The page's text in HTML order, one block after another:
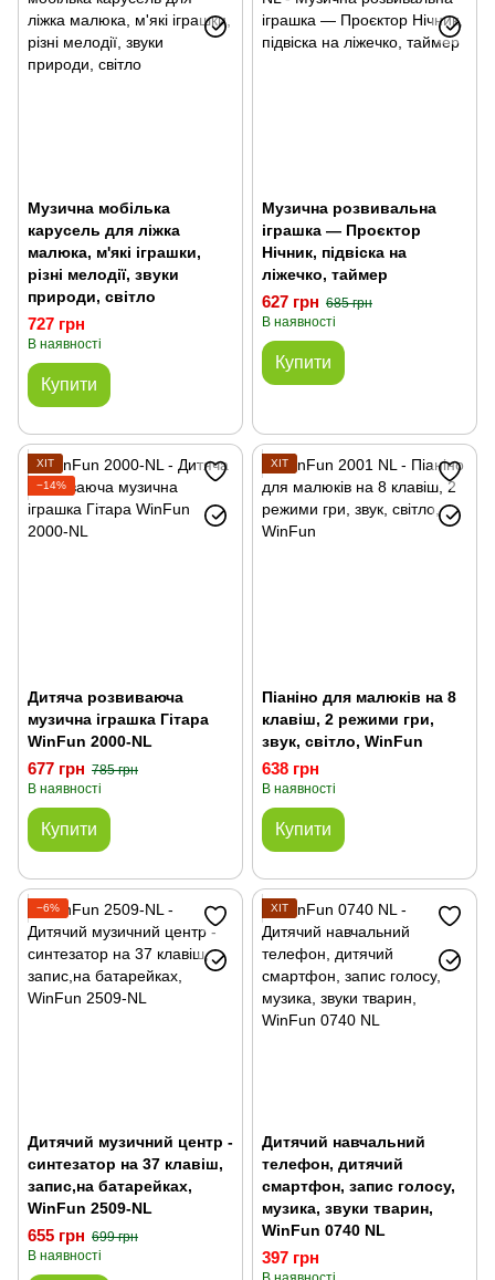
Музична мобілька
карусель для ліжка
малюка, м'які іграшки,
різні мелодії, звуки
природи, світло
727 грн
В наявності
Купити
Музична розвивальна
іграшка — Проєктор
Нічник, підвіска на
ліжечко, таймер
627 грн 685 грн
В наявності
Купити
ХІТ
−14%
Дитяча розвиваюча
музична іграшка Гітара
WinFun 2000-NL
677 грн 785 грн
В наявності
Купити
ХІТ
Піаніно для малюків на 8
клавіш, 2 режими гри,
звук, світло, WinFun
638 грн
В наявності
Купити
−6%
Дитячий музичний центр -
синтезатор на 37 клавіш,
запис,на батарейках,
WinFun 2509-NL
655 грн 699 грн
В наявності
ХІТ
Дитячий навчальний
телефон, дитячий
смартфон, запис голосу,
музика, звуки тварин,
WinFun 0740 NL
397 грн